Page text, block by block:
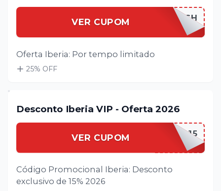
VER CUPOM IBERIAFLASH
Oferta Iberia: Por tempo limitado
25% OFF
Desconto Iberia VIP - Oferta 2026
VER CUPOM IBERIAVIP15
Código Promocional Iberia: Desconto
exclusivo de 15% 2026